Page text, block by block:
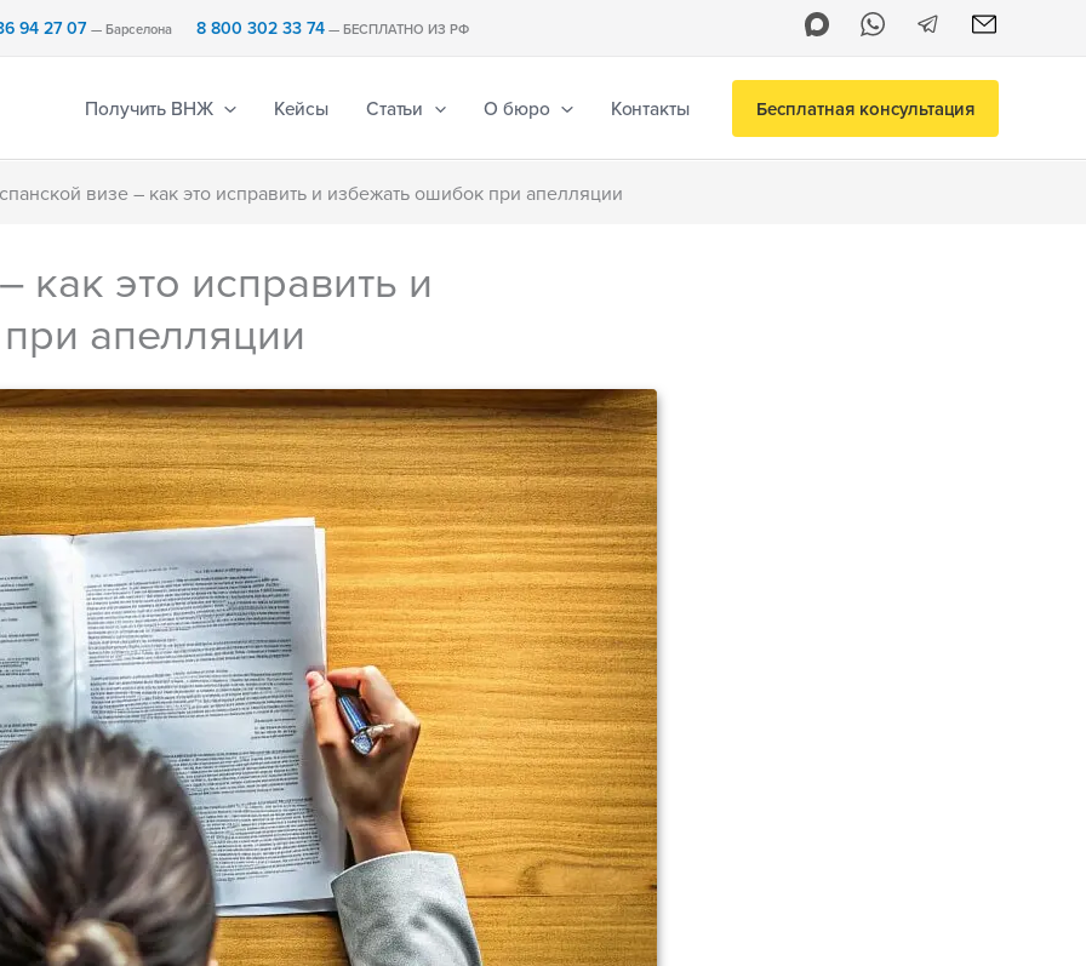
94 27 07— Барселона 8 800 302 33 74— БЕСПЛАТНО ИЗ РФ
Получить ВНЖ Кейсы Статьи О бюро Контакты Бесплатная консультация
визе – как это исправить и избежать ошибок при апелляции
как это исправить и
апелляции